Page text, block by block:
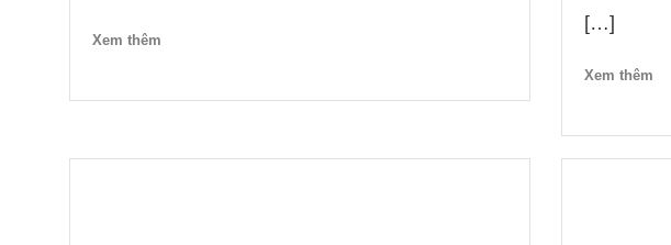
Xem thêm
[…]
Xem thêm